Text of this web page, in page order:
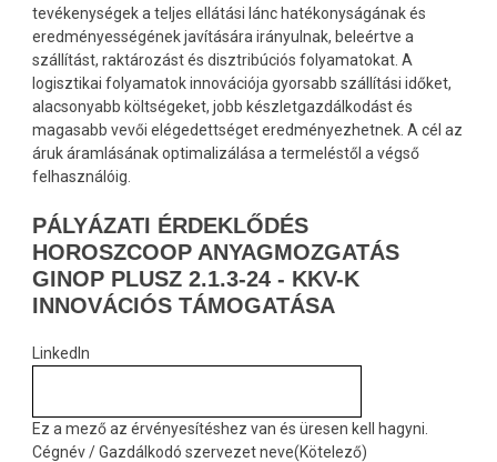
tevékenységek a teljes ellátási lánc hatékonyságának és
eredményességének javítására irányulnak, beleértve a
szállítást, raktározást és disztribúciós folyamatokat. A
logisztikai folyamatok innovációja gyorsabb szállítási időket,
alacsonyabb költségeket, jobb készletgazdálkodást és
magasabb vevői elégedettséget eredményezhetnek. A cél az
áruk áramlásának optimalizálása a termeléstől a végső
felhasználóig.
PÁLYÁZATI ÉRDEKLŐDÉS
HOROSZCOOP ANYAGMOZGATÁS
GINOP PLUSZ 2.1.3-24 - KKV-K
INNOVÁCIÓS TÁMOGATÁSA
LinkedIn
Ez a mező az érvényesítéshez van és üresen kell hagyni.
Cégnév / Gazdálkodó szervezet neve(Kötelező)